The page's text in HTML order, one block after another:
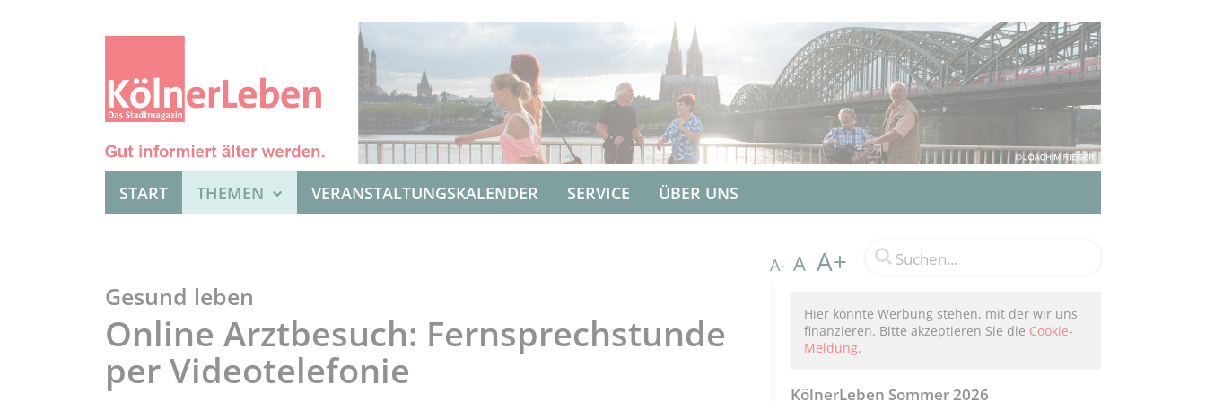
START THEMEN VERANSTALTUNGSKALENDER SERVICE ÜBER UNS
A- A A+
Gesund leben
Online Arztbesuch: Fernsprechstunde
per Videotelefonie
Hier könnte Werbung stehen, mit der wir uns
finanzieren. Bitte akzeptieren Sie die Cookie-
Meldung.
KölnerLeben Sommer 2026